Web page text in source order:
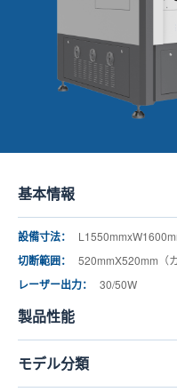
基本情報
設備寸法：
切断範囲： 520mmX520mm（
レーザー出力： 30/50W
製品性能
モデル分類